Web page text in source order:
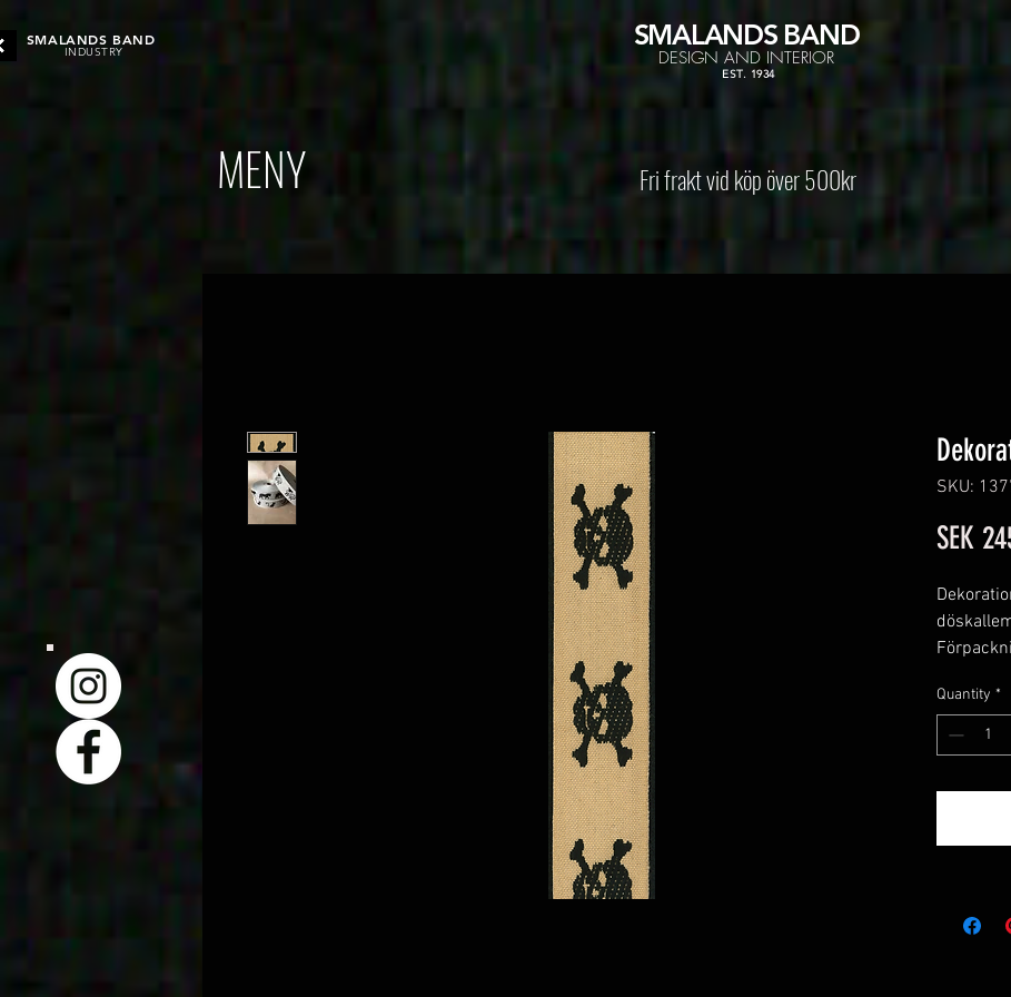
SMALANDS BAND
INDUSTRY
SMALANDS BAND
DESIGN AND INTERIOR
EST. 1934
MENY Fri frakt vid köp över 500kr
SKU:
SEK
Quantity *